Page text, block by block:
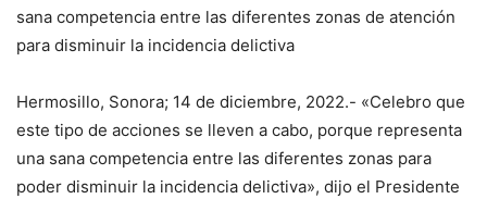
sana competencia entre las diferentes zonas de atención
para disminuir la incidencia delictiva
Hermosillo, Sonora; 14 de diciembre, 2022.- «Celebro que
este tipo de acciones se lleven a cabo, porque representa
una sana competencia entre las diferentes zonas para
poder disminuir la incidencia delictiva», dijo el Presidente